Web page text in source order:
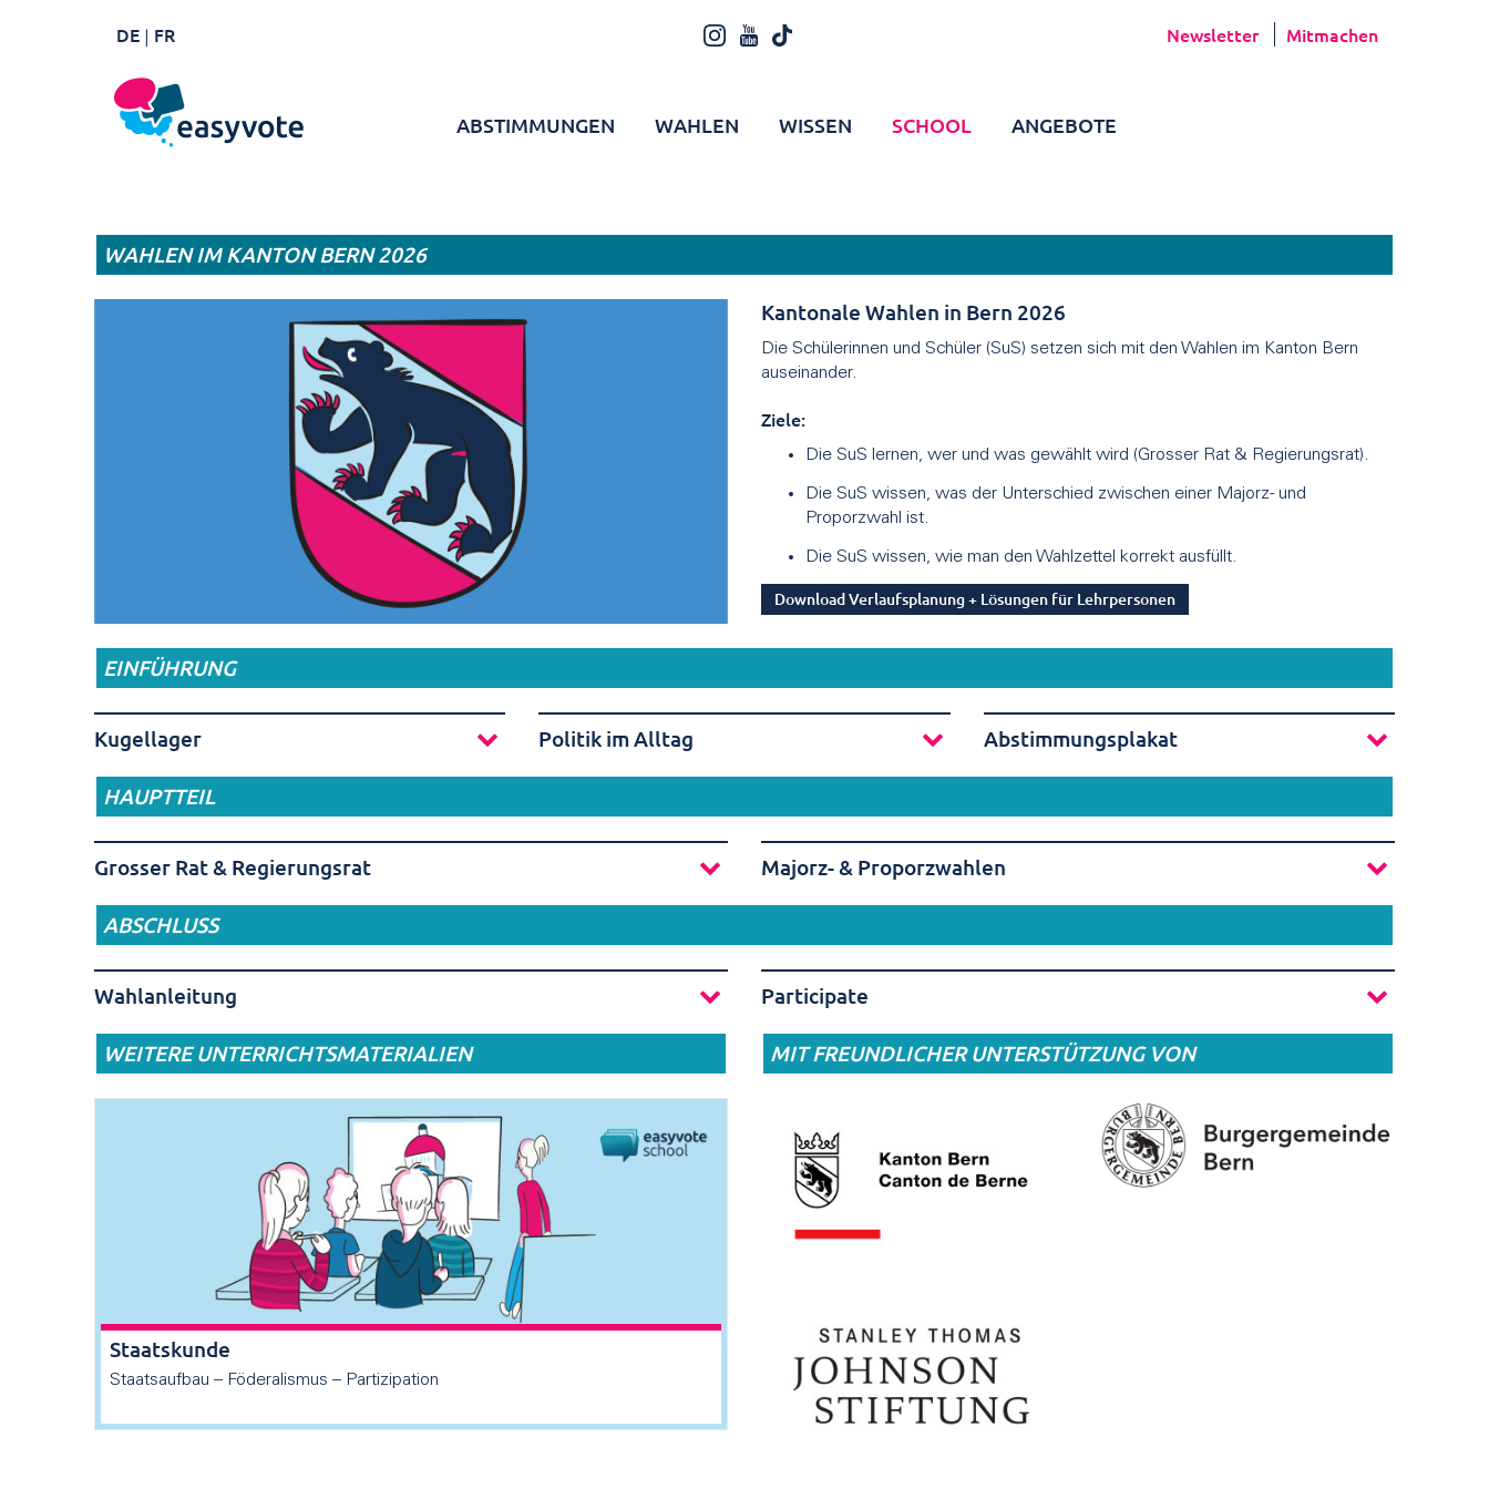
DE FR Newsletter Mitmachen
ABSTIMMUNGEN WAHLEN WISSEN SCHOOL ANGEBOTE
WAHLEN IM KANTON BERN 2026
Kantonale Wahlen in Bern 2026
Die Schülerinnen und Schüler (SuS) setzen sich mit den Wahlen im Kanton Bern
auseinander.
Ziele:
Die SuS lernen, wer und was gewählt wird (Grosser Rat & Regierungsrat).
Die SuS wissen, was der Unterschied zwischen einer Majorz- und
Proporzwahl ist.
Die SuS wissen, wie man den Wahlzettel korrekt ausfüllt.
Download Verlaufsplanung + Lösungen für Lehrpersonen
EINFÜHRUNG
Kugellager Politik im Alltag Abstimmungsplakat
HAUPTTEIL
Grosser Rat & Regierungsrat Majorz- & Proporzwahlen
ABSCHLUSS
Wahlanleitung Participate
WEITERE UNTERRICHTSMATERIALIEN
Staatskunde
Staatsaufbau – Föderalismus – Partizipation
MIT FREUNDLICHER UNTERSTÜTZUNG VON